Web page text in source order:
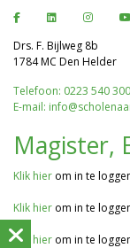
Drs. F. Bijlweg 8b
1784 MC Den Helder
Telefoon: 0223 540 300
E-mail:
Magister,
Klik hier om in te
Klik hier om in te
Klik hier om in te